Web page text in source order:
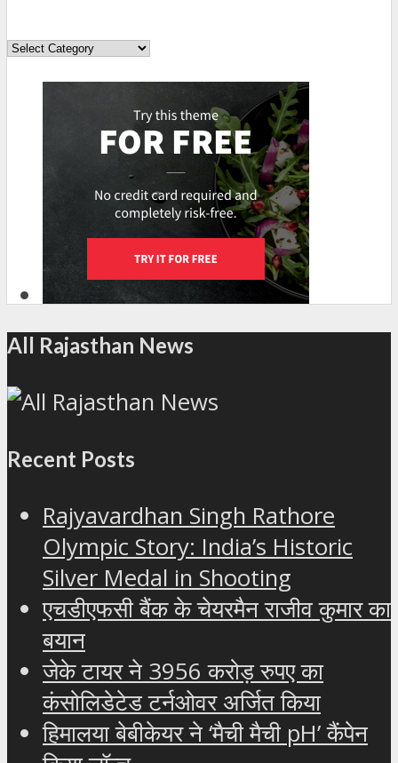
Topics
All Rajasthan News
Recent Posts
Rajyavardhan Singh Rathore
Olympic Story: India’s Historic
Silver Medal in Shooting
एचडीएफसी बैंक के चेयरमैन राजीव कुमार का
बयान
जेके टायर ने 3956 करोड़ रुपए का
कंसोलिडेटेड टर्नओवर अर्जित किया
हिमालया बेबीकेयर ने ‘मैची मैची pH’ कैंपेन